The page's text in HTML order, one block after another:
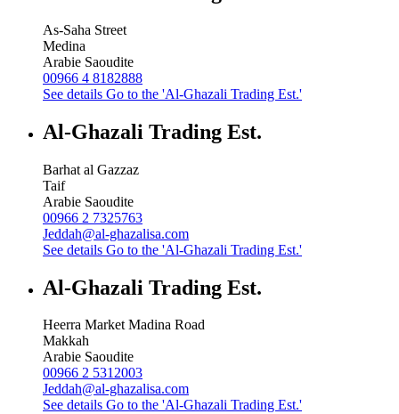
As-Saha Street
Medina
Arabie Saoudite
00966 4 8182888
See details Go to the 'Al-Ghazali Trading Est.'
Al-Ghazali Trading Est.
Barhat al Gazzaz
Taif
Arabie Saoudite
00966 2 7325763
Jeddah@al-ghazalisa.com
See details Go to the 'Al-Ghazali Trading Est.'
Al-Ghazali Trading Est.
Heerra Market Madina Road
Makkah
Arabie Saoudite
00966 2 5312003
Jeddah@al-ghazalisa.com
See details Go to the 'Al-Ghazali Trading Est.'